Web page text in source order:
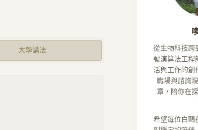
大學講法
從生物科技跨
號演算法工程
活與工作的創
職場與諮詢
章，陪你在
希望每位白鷗